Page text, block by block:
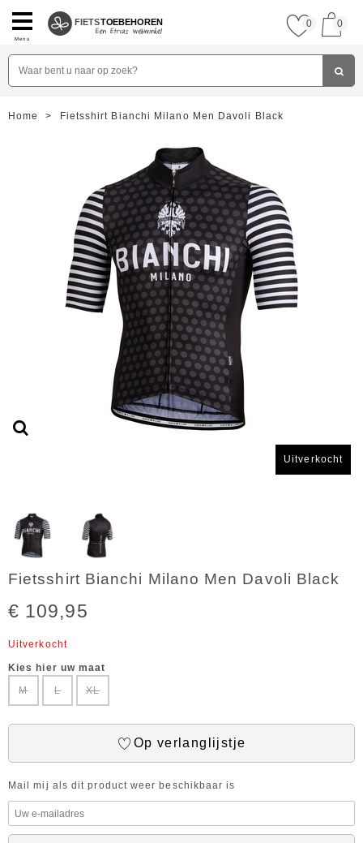
Menu
FIETSTOEBEHOREN 0 0
Home > Fietsshirt Bianchi Milano Men Davoli Black
Uitverkocht
Fietsshirt Bianchi Milano Men Davoli Black
€ 109,95
Uitverkocht
Kies hier uw maat
M
L XL
Op verlanglijstje
Mail mij als dit product weer beschikbaar is